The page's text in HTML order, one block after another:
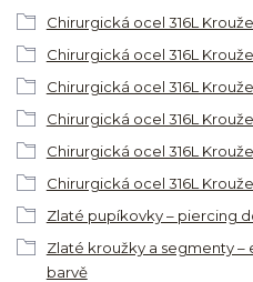
Chirurgická ocel 316L
Chirurgická ocel 316L
Chirurgická ocel 316L
Chirurgická ocel 316L
Chirurgická ocel 316L
Chirurgická ocel 316L
Zlaté pupíkovky – piercing
Zlaté kroužky a segmenty
barvě